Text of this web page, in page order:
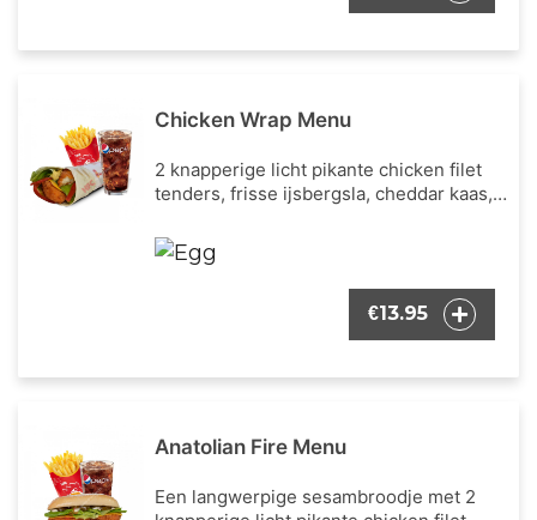
Chicken Wrap Menu
2 knapperige licht pikante chicken filet
tenders, frisse ijsbergsla, cheddar kaas,
wrap dressing. Inclusief een portie
Franse frietjes en een frisdrank naar
€13.95
Anatolian Fire Menu
Een langwerpige sesambroodje met 2